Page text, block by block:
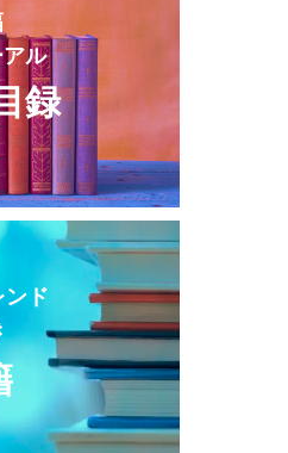
アル
録
ンド